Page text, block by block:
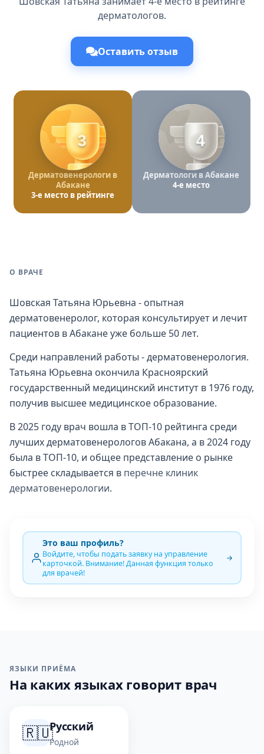
дерматологов.
Оставить отзыв
3
Дерматовенерологи в
Абакане
3-е место в рейтинге
4
Дерматологи в Абакане
4-е место
О ВРАЧЕ
Шовская Татьяна Юрьевна - опытная
дерматовенеролог, которая консультирует и лечит
пациентов в Абакане уже больше 50 лет.
Среди направлений работы - дерматовенерология.
Татьяна Юрьевна окончила Красноярский
государственный медицинский институт в 1976 году,
получив высшее медицинское образование.
В 2025 году врач вошла в ТОП-10 рейтинга среди
лучших дерматовенерологов Абакана, а в 2024 году
была в ТОП-10, и общее представление о рынке
быстрее складывается в перечне клиник
дерматовенерологии.
Это ваш профиль?
Войдите, чтобы подать заявку на управление
карточкой. Внимание! Данная функция только
для врачей!
ЯЗЫКИ ПРИЁМА
На каких языках говорит врач
🇷🇺Русский
Родной